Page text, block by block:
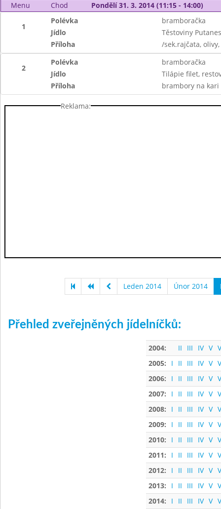
Menu Chod Pondělí 31. 3. 2014 (11:15 - 14:00)
1
Polévka
bramboračka
Jídlo
Těstoviny
Příloha
/sek.rajčata,
2
Polévka
bramboračka
Jídlo
Tilápie filet,
Příloha
brambory na kari
Reklama:
Leden 2014 Únor 2014
Přehled zveřejněných jídelníčků:
2004: II III IV V
2005:
I II III IV V
2006:
I II III IV V
2007:
I II III IV V
2008:
I II III IV V
2009:
I II III IV V
2010:
I II III IV V
2011:
I II III IV V
2012:
I II III IV V
2013:
I II III IV V
2014:
I II III IV V